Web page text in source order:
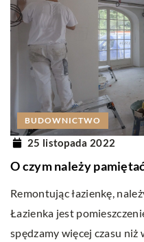
BUDOWNICTWO
25 listopada 2022
O czym należy
Remontując łazienkę,
Łazienka jest
spędzamy więcej czasu niż